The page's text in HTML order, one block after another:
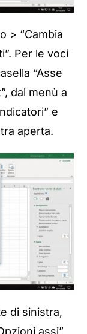
> “Cambia
Per le voci
“Asse
dal menù a
e
aperta.
di sinistra,
assi”